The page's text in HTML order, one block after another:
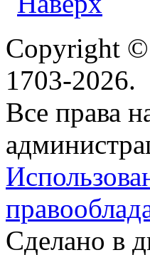
Copyright ©
1703-2026.
Все права
Сделано в